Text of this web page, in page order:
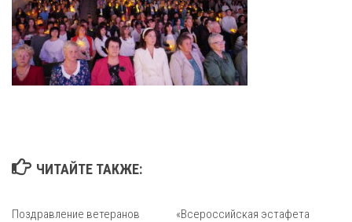
ЧИТАЙТЕ ТАКЖЕ:
Поздравление ветеранов
«Всероссийская эстафета